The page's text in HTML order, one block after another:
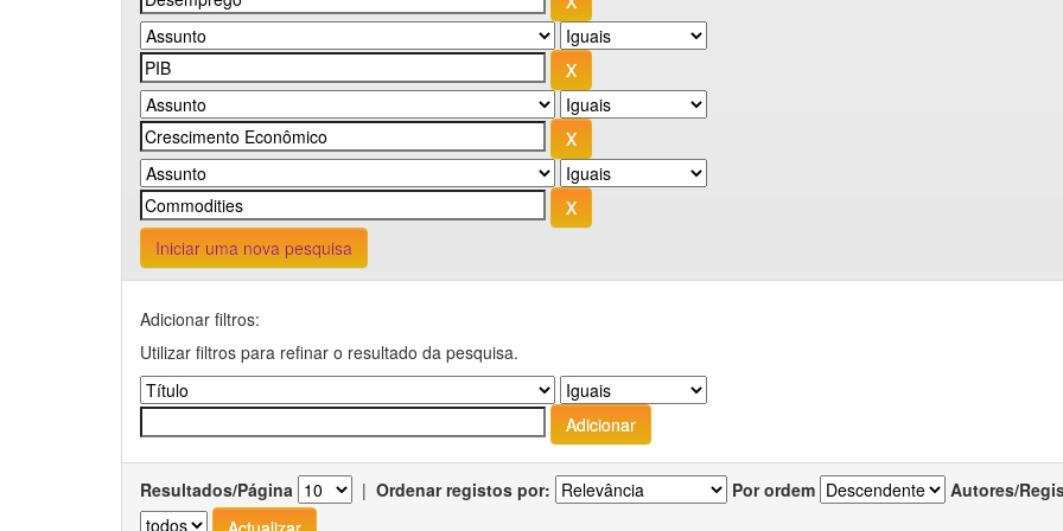
Iniciar uma nova pesquisa
Adicionar filtros:
Utilizar filtros para refinar o resultado da pesquisa.
Resultados/Página | Ordenar registos por: Por ordem Autores/